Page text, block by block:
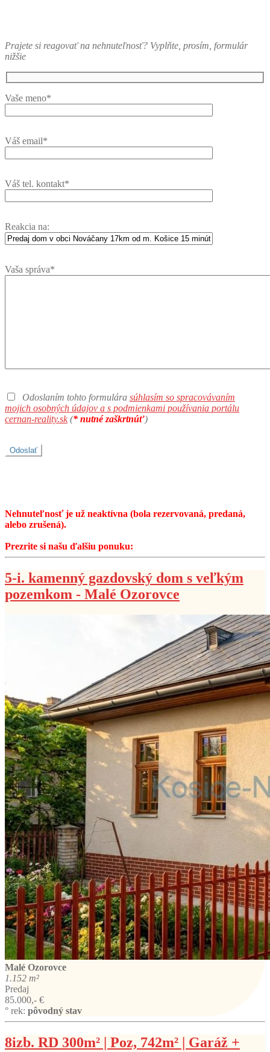
Prajete si reagovať na nehnuteľnosť? Vyplňte, prosím, formulár
nižšie
Vaše meno*
Váš email*
Váš tel. kontakt*
Reakcia na:
Vaša správa*
Odoslaním tohto formulára súhlasím so spracovávaním
mojich osobných údajov a s podmienkami používania portálu
cernan-reality.sk(* nutné zaškrtnúť)
Nehnuteľnosť je už neaktívna (bola rezervovaná, predaná,
alebo zrušená).
Prezrite si našu ďalšiu ponuku:
5-i. kamenný gazdovský dom s veľkým
pozemkom - Malé Ozorovce
Malé Ozorovce
1.152 m²
Predaj
85.000,- €
° rek: pôvodný stav
8izb. RD 300m² | Poz, 742m² | Garáž +